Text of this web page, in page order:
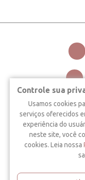
Rua
Controle sua
Usamos cookies
serviços oferecidos
experiência do
neste site, você
cookies. Leia nossa